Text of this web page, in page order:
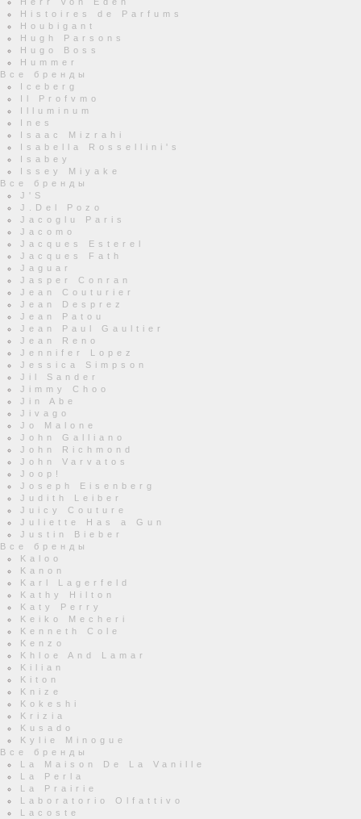
Histoires de Parfums
Houbigant
Hugh Parsons
Hugo Boss
Hummer
Все бренды
Iceberg
Il Profvmo
Illuminum
Ines
Isaac Mizrahi
Isabella Rossellini's
Isabey
Issey Miyake
Все бренды
J'S
J.Del Pozo
Jacoglu Paris
Jacomo
Jacques Esterel
Jacques Fath
Jaguar
Jasper Conran
Jean Couturier
Jean Desprez
Jean Patou
Jean Paul Gaultier
Jean Reno
Jennifer Lopez
Jessica Simpson
Jil Sander
Jimmy Choo
Jin Abe
Jivago
Jo Malone
John Galliano
John Richmond
John Varvatos
Joop!
Joseph Eisenberg
Judith Leiber
Juicy Couture
Juliette Has a Gun
Justin Bieber
Все бренды
Kaloo
Kanon
Karl Lagerfeld
Kathy Hilton
Katy Perry
Keiko Mecheri
Kenneth Cole
Kenzo
Khloe And Lamar
Kilian
Kiton
Knize
Kokeshi
Krizia
Kusado
Kylie Minogue
Все бренды
La Maison De La Vanille
La Perla
La Prairie
Laboratorio Olfattivo
Lacoste